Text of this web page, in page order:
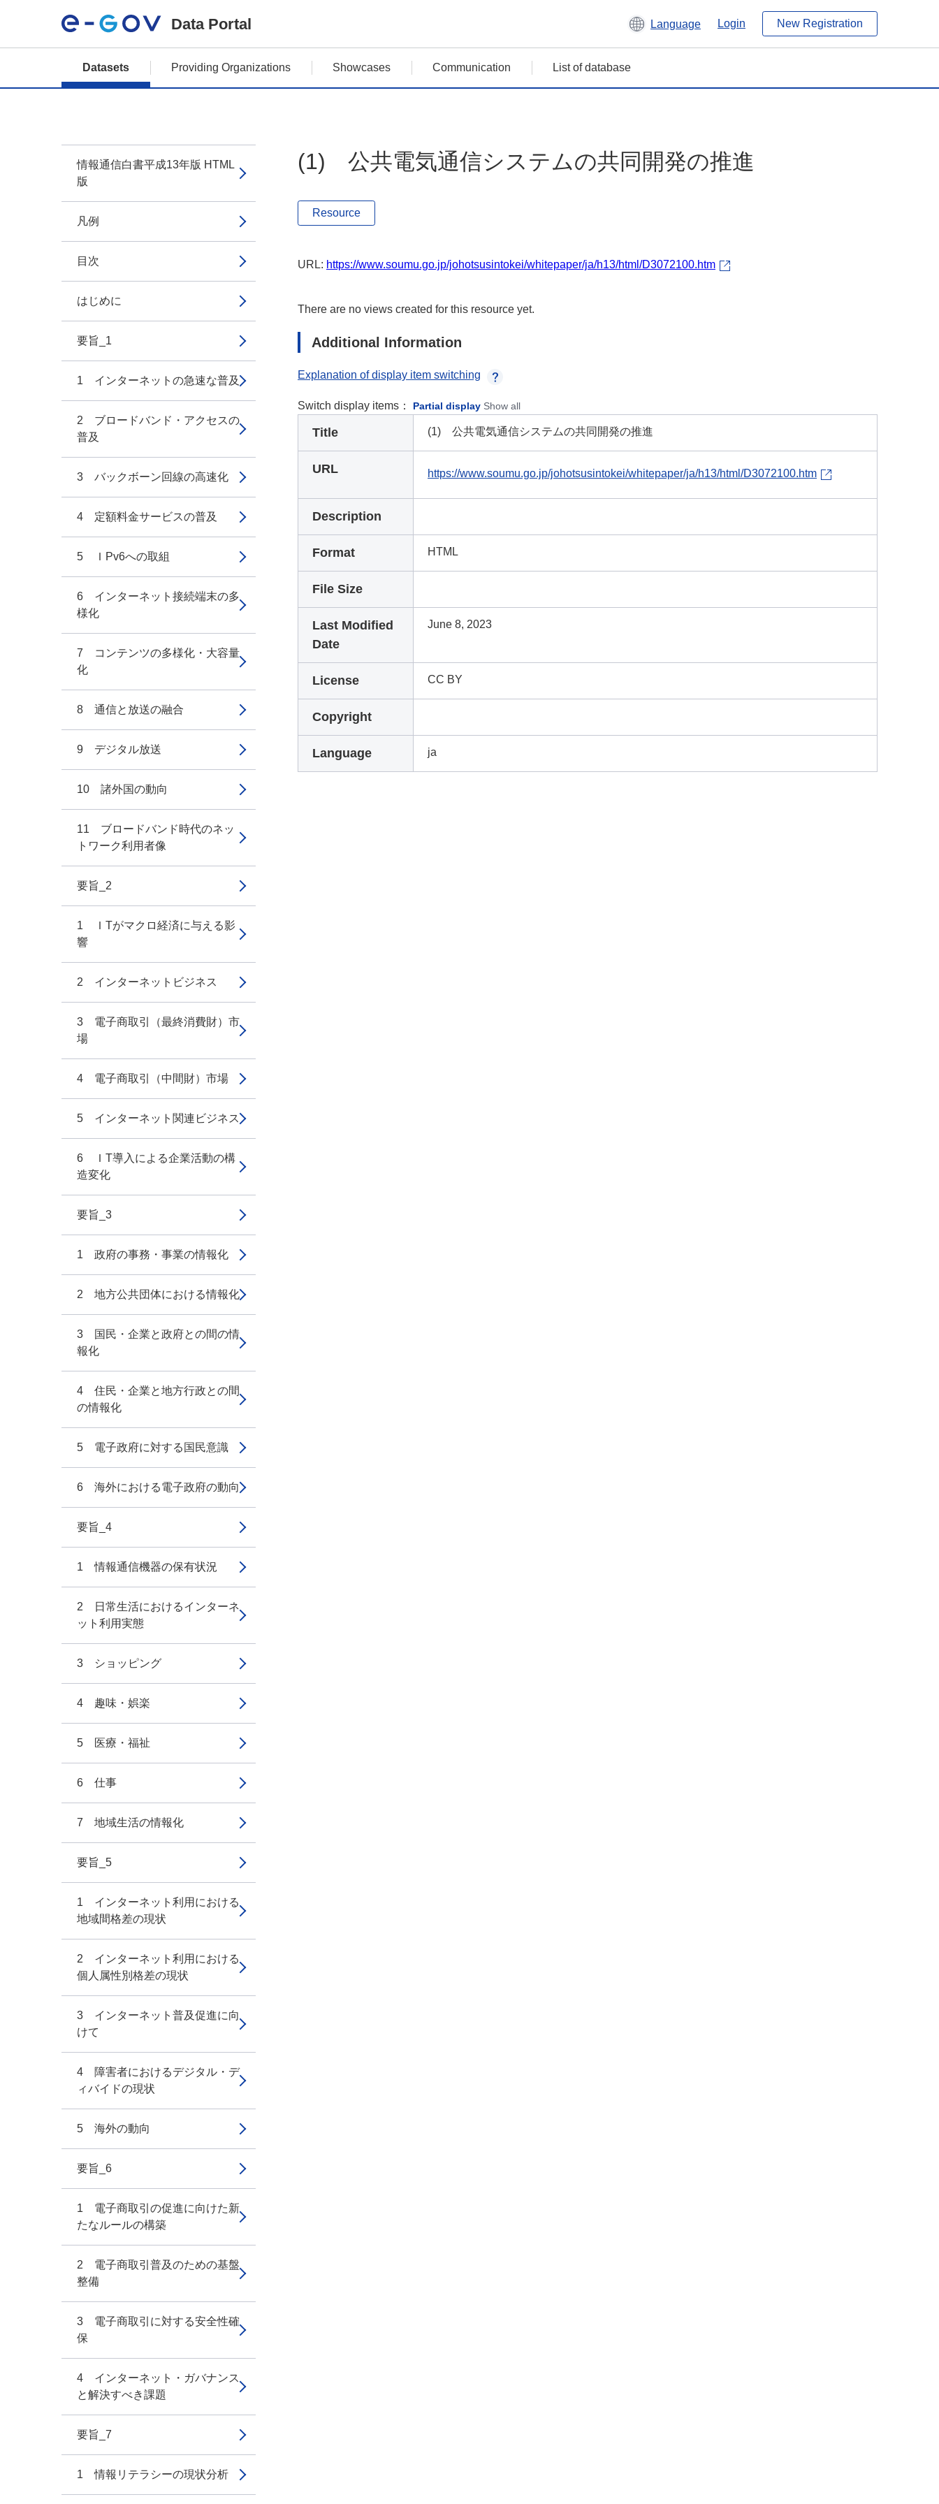
Data Portal Language Login New Registration
Datasets Providing Organizations Showcases Communication List of database
情報通信白書平成13年版 HTML
版
凡例
目次
はじめに
要旨_1
1 インターネットの急速な普及
2 ブロードバンド・アクセスの
普及
3 バックボーン回線の高速化
4 定額料金サービスの普及
5 ＩPv6への取組
6 インターネット接続端末の多
様化
7 コンテンツの多様化・大容量
化
8 通信と放送の融合
9 デジタル放送
10 諸外国の動向
11 ブロードバンド時代のネッ
トワーク利用者像
要旨_2
1 ＩTがマクロ経済に与える影
響
2 インターネットビジネス
3 電子商取引（最終消費財）市
場
4 電子商取引（中間財）市場
5 インターネット関連ビジネス
6 ＩT導入による企業活動の構
造変化
要旨_3
1 政府の事務・事業の情報化
2 地方公共団体における情報化
3 国民・企業と政府との間の情
報化
4 住民・企業と地方行政との間
の情報化
5 電子政府に対する国民意識
6 海外における電子政府の動向
要旨_4
1 情報通信機器の保有状況
2 日常生活におけるインターネ
ット利用実態
3 ショッピング
4 趣味・娯楽
5 医療・福祉
6 仕事
7 地域生活の情報化
要旨_5
1 インターネット利用における
地域間格差の現状
2 インターネット利用における
個人属性別格差の現状
3 インターネット普及促進に向
けて
4 障害者におけるデジタル・デ
ィバイドの現状
5 海外の動向
要旨_6
1 電子商取引の促進に向けた新
たなルールの構築
2 電子商取引普及のための基盤
整備
3 電子商取引に対する安全性確
保
4 インターネット・ガバナンス
と解決すべき課題
要旨_7
1 情報リテラシーの現状分析
(1) 公共電気通信システムの共同開発の推進
Resource
URL: https://www.soumu.go.jp/johotsusintokei/whitepaper/ja/h13/html/D3072100.htm
There are no views created for this resource yet.
Additional Information
Explanation of display item switching
Switch display items： Partial display Show all
Title (1) 公共電気通信システムの共同開発の推進
URL https://www.soumu.go.jp/johotsusintokei/whitepaper/ja/h13/html/D3072100.htm
Description
Format HTML
File Size
Last Modified
Date
June 8, 2023
License CC BY
Copyright
Language ja